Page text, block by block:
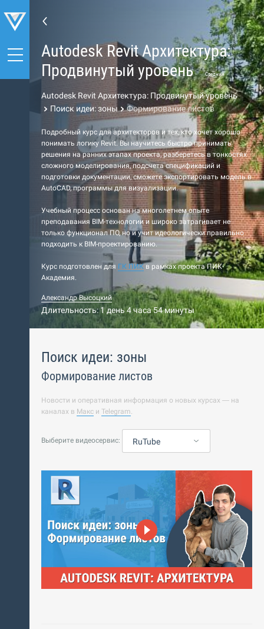
Autodesk Revit Архитектура:
Продвинутый уровень
Средний
Autodesk Revit Архитектура: Продвинутый уровень
Поиск идеи: зоны
Формирование листов
Подробный курс для архитекторов и тех, кто хочет хорошо
понимать логику Revit. Вы научитесь быстро принимать
решения на ранних этапах проекта, разберетесь в тонкостях
сложного моделирования, подсчета спецификаций и
подготовки документации, сможете экспортировать модель в
AutoCAD, программы для визуализации.
Учебный процесс основан на многолетнем опыте
преподавания BIM-технологии и широко затрагивает не
только функционал ПО, но и учит идеологически правильно
подходить к BIM-проектированию.
Курс подготовлен для ГК ПИК в рамках проекта ПИК-
Академия.
Александр Высоцкий
Длительность: 1 день 4 часа 54 минуты
Поиск идеи: зоны
Формирование листов
Новости и оперативная информация о новых курсах — на
каналах в Макс и Telegram.
Выберите видеосервис: RuTube